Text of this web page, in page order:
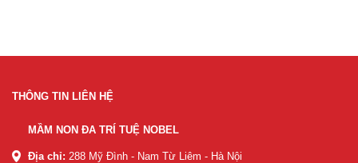
THÔNG TIN LIÊN HỆ
MẦM NON ĐA TRÍ TUỆ NOBEL
Địa chỉ: 288 Mỹ Đình - Nam Từ Liêm - Hà Nội